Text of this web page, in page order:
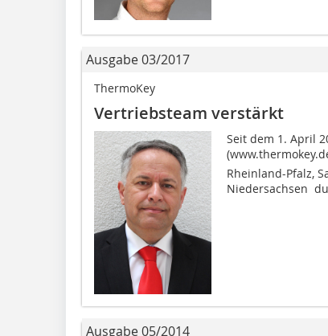
Ausgabe 03/2017
ThermoKey
Vertriebsteam verstärkt
Seit dem 1. April
Rheinland-Pfalz,
Niedersachsen 
Ausgabe 05/2014